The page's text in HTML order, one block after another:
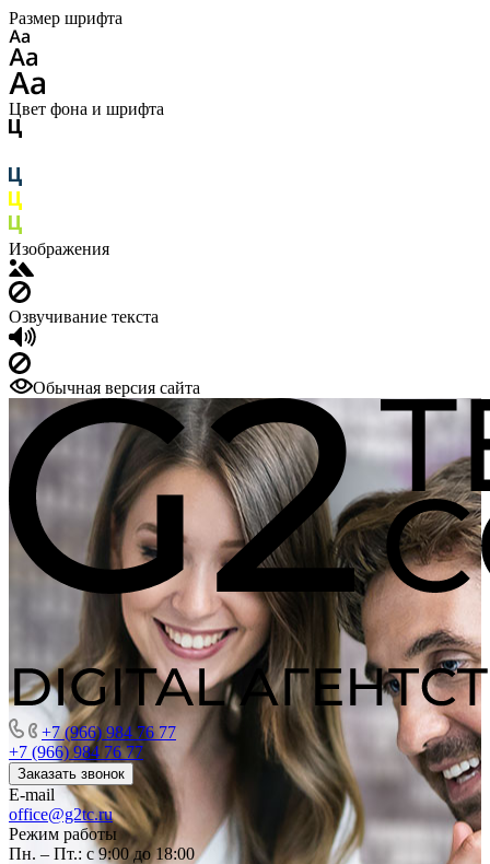
Размер шрифта
Цвет фона и шрифта
Изображения
Озвучивание текста
Обычная версия сайта
+7 (966) 984 76 77
+7 (966) 984 76 77
Заказать звонок
E-mail
office@g2tc.ru
Режим работы
Пн. – Пт.: с 9:00 до 18:00